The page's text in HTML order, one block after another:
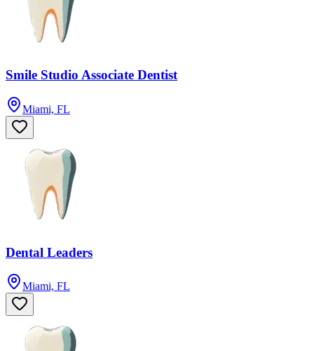
Smile Studio Associate Dentist
Miami, FL
Dental Leaders
Miami, FL